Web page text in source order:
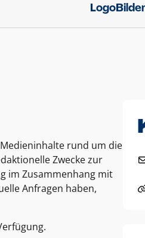
Logo
rund um die
Zwecke zur
im Zusammenhang mit
Anfragen haben,